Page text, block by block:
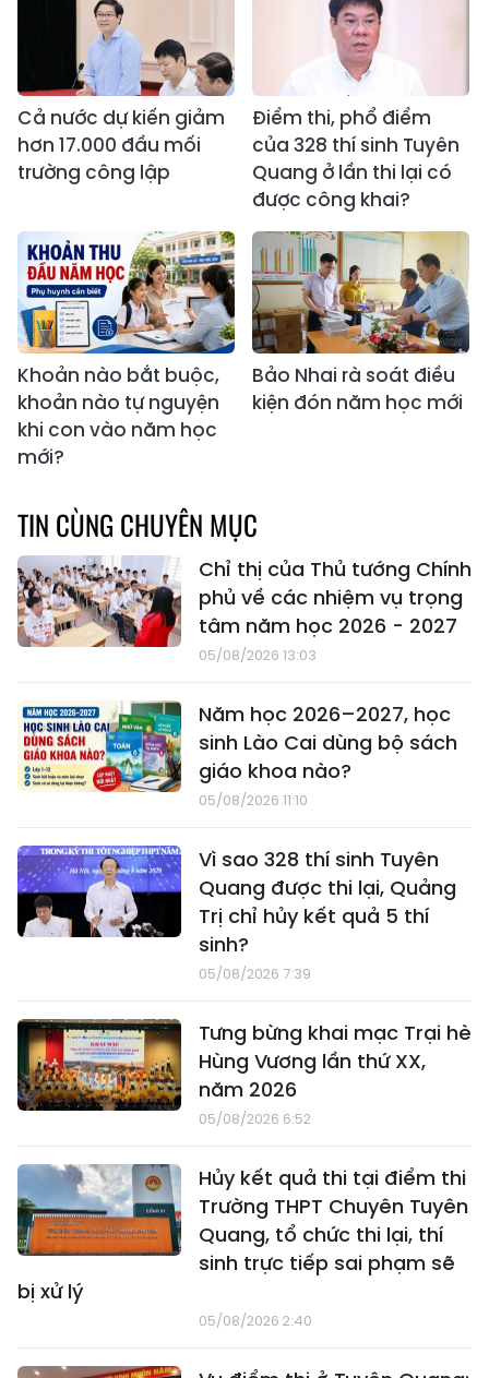
Cả nước dự kiến giảm
hơn 17.000 đầu mối
trường công lập
Điểm thi, phổ điểm
của 328 thí sinh Tuyên
Quang ở lần thi lại có
được công khai?
Khoản nào bắt buộc,
khoản nào tự nguyện
khi con vào năm học
mới?
Bảo Nhai rà soát điều
kiện đón năm học mới
TIN CÙNG CHUYÊN MỤC
Chỉ thị của Thủ tướng Chính
phủ về các nhiệm vụ trọng
tâm năm học 2026 - 2027
05/08/2026 13:03
Năm học 2026–2027, học
sinh Lào Cai dùng bộ sách
giáo khoa nào?
05/08/2026 11:10
Vì sao 328 thí sinh Tuyên
Quang được thi lại, Quảng
Trị chỉ hủy kết quả 5 thí
sinh?
05/08/2026 7:39
Tưng bừng khai mạc Trại hè
Hùng Vương lần thứ XX,
năm 2026
05/08/2026 6:52
Hủy kết quả thi tại điểm thi
Trường THPT Chuyên Tuyên
Quang, tổ chức thi lại, thí
sinh trực tiếp sai phạm sẽ
bị xử lý
05/08/2026 2:40